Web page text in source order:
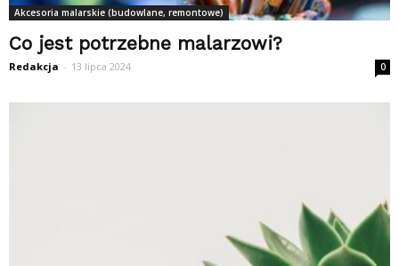
Akcesoria malarskie (budowlane, remontowe)
Co jest potrzebne malarzowi?
Redakcja - 13 lipca 2024 0